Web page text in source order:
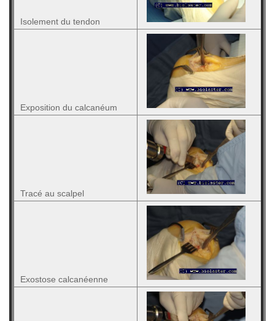
Isolement du tendon
Exposition du calcanéum
Tracé au scalpel
Exostose calcanéenne